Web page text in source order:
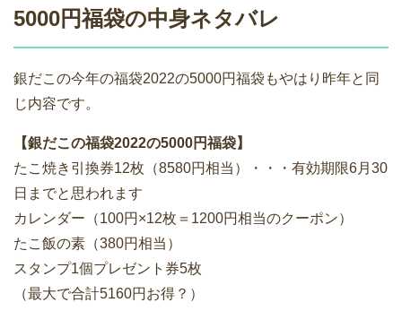
5000円福袋の中身ネタバレ
銀だこの今年の福袋2022の5000円福袋もやはり昨年と同
じ内容です。
【銀だこの福袋2022の5000円福袋】
たこ焼き引換券12枚（8580円相当）・・・有効期限6月30
日までと思われます
カレンダー（100円×12枚＝1200円相当のクーポン）
たこ飯の素（380円相当）
スタンプ1個プレゼント券5枚
（最大で合計5160円お得？）